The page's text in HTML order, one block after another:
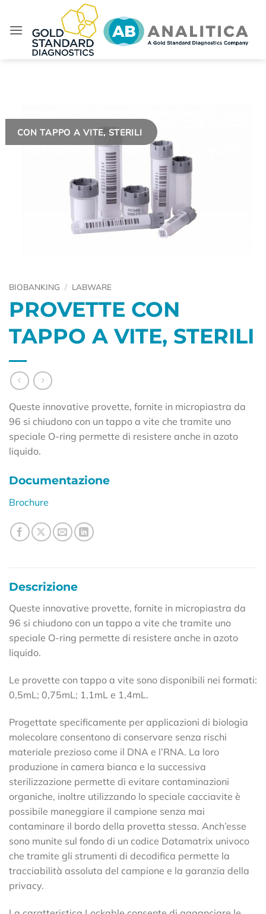
contenuti
CON TAPPO A VITE, STERILI
BIOBANKING / LABWARE
PROVETTE CON
TAPPO A VITE, STERILI
Queste innovative provette, fornite in micropiastra da
96 si chiudono con un tappo a vite che tramite uno
speciale O-ring permette di resistere anche in azoto
liquido.
Documentazione
Brochure
Descrizione
Queste innovative provette, fornite in micropiastra da
96 si chiudono con un tappo a vite che tramite uno
speciale O-ring permette di resistere anche in azoto
liquido.
Le provette con tappo a vite sono disponibili nei formati:
0,5mL; 0,75mL; 1,1mL e 1,4mL.
Progettate specificamente per applicazioni di biologia
molecolare consentono di conservare senza rischi
materiale prezioso come il DNA e l’RNA. La loro
produzione in camera bianca e la successiva
sterilizzazione permette di evitare contaminazioni
organiche, inoltre utilizzando lo speciale cacciavite è
possibile maneggiare il campione senza mai
contaminare il bordo della provetta stessa. Anch’esse
sono munite sul fondo di un codice Datamatrix univoco
che tramite gli strumenti di decodifica permette la
tracciabilità assoluta del campione e la garanzia della
privacy.